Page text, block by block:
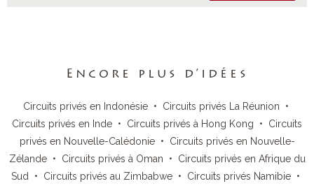
Encore plus d’idées
Circuits privés en Indonésie• Circuits privés La Réunion •
Circuits privés en Inde • Circuits privés à Hong Kong • Circuits
privés en Nouvelle-Calédonie• Circuits privés en Nouvelle-
Zélande• Circuits privés à Oman • Circuits privés en Afrique du
Sud
• Circuits privés au Zimbabwe • Circuits privés Namibie •